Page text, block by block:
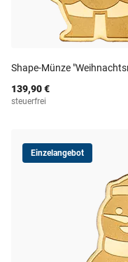
Shape-Münze
139,90 €
steuerfrei
Einzelangebot